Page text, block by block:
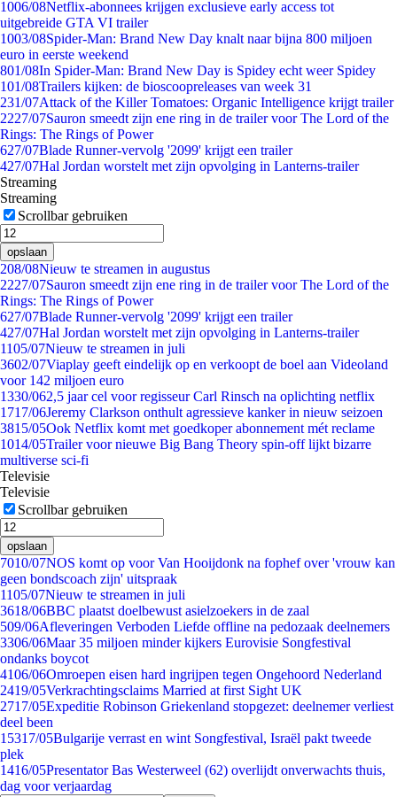
1006/08Netflix-abonnees krijgen exclusieve early access tot
uitgebreide GTA VI trailer
1003/08Spider-Man: Brand New Day knalt naar bijna 800 miljoen
euro in eerste weekend
801/08In Spider-Man: Brand New Day is Spidey echt weer Spidey
101/08Trailers kijken: de bioscoopreleases van week 31
231/07Attack of the Killer Tomatoes: Organic Intelligence krijgt trailer
2227/07Sauron smeedt zijn ene ring in de trailer voor The Lord of the
Rings: The Rings of Power
627/07Blade Runner-vervolg '2099' krijgt een trailer
427/07Hal Jordan worstelt met zijn opvolging in Lanterns-trailer
Streaming
Streaming
Scrollbar gebruiken
opslaan
208/08Nieuw te streamen in augustus
2227/07Sauron smeedt zijn ene ring in de trailer voor The Lord of the
Rings: The Rings of Power
627/07Blade Runner-vervolg '2099' krijgt een trailer
427/07Hal Jordan worstelt met zijn opvolging in Lanterns-trailer
1105/07Nieuw te streamen in juli
3602/07Viaplay geeft eindelijk op en verkoopt de boel aan Videoland
voor 142 miljoen euro
1330/062,5 jaar cel voor regisseur Carl Rinsch na oplichting netflix
1717/06Jeremy Clarkson onthult agressieve kanker in nieuw seizoen
3815/05Ook Netflix komt met goedkoper abonnement mét reclame
1014/05Trailer voor nieuwe Big Bang Theory spin-off lijkt bizarre
multiverse sci-fi
Televisie
Televisie
Scrollbar gebruiken
opslaan
7010/07NOS komt op voor Van Hooijdonk na fophef over 'vrouw kan
geen bondscoach zijn' uitspraak
1105/07Nieuw te streamen in juli
3618/06BBC plaatst doelbewust asielzoekers in de zaal
509/06Afleveringen Verboden Liefde offline na pedozaak deelnemers
3306/06Maar 35 miljoen minder kijkers Eurovisie Songfestival
ondanks boycot
4106/06Omroepen eisen hard ingrijpen tegen Ongehoord Nederland
2419/05Verkrachtingsclaims Married at first Sight UK
2717/05Expeditie Robinson Griekenland stopgezet: deelnemer verliest
deel been
15317/05Bulgarije verrast en wint Songfestival, Israël pakt tweede
plek
1416/05Presentator Bas Westerweel (62) overlijdt onverwachts thuis,
dag voor verjaardag